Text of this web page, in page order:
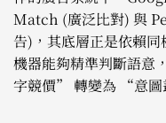
Match (廣泛比對) 與
告)，其底層正是依賴
機器能夠精準判斷語意
字競價” 轉變為 “意